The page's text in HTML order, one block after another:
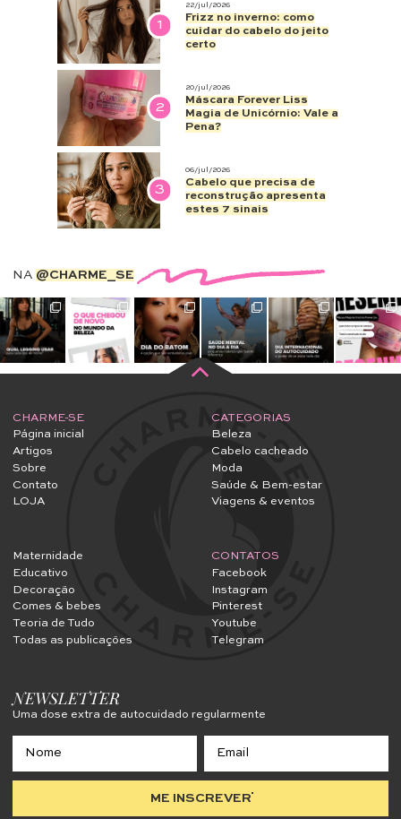
1
22/jul/2026
Frizz no inverno: como
cuidar do cabelo do jeito
certo
2
20/jul/2026
Máscara Forever Liss
Magia de Unicórnio: Vale a
Pena?
3
06/jul/2026
Cabelo que precisa de
reconstrução apresenta
estes 7 sinais
NA @CHARME_SE
CHARME-SE
Página inicial
Artigos
Sobre
Contato
LOJA
CATEGORIAS
Beleza
Cabelo cacheado
Moda
Saúde & Bem-estar
Viagens & eventos
Maternidade
Educativo
Decoração
Comes & bebes
Teoria de Tudo
Todas as publicações
CONTATOS
Facebook
Instagram
Pinterest
Youtube
Telegram
NEWSLETTER
Uma dose extra de autocuidado regularmente
ME INSCREVER